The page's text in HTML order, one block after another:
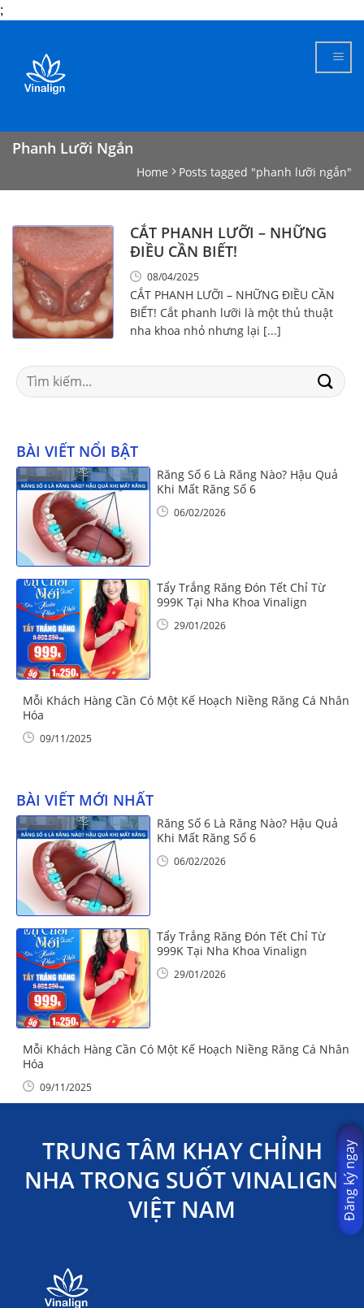
;
content
Phanh Lưỡi Ngắn
Home Posts tagged "phanh lưỡi ngắn"
CẮT PHANH LƯỠI – NHỮNG
ĐIỀU CẦN BIẾT!
08/04/2025
CẮT PHANH LƯỠI – NHỮNG ĐIỀU CẦN
BIẾT! Cắt phanh lưỡi là một thủ thuật
nha khoa nhỏ nhưng lại [...]
Search
for:
BÀI VIẾT NỔI BẬT
Răng Số 6 Là Răng Nào? Hậu Quả
Khi Mất Răng Số 6
06/02/2026
Tẩy Trắng Răng Đón Tết Chỉ Từ
999K Tại Nha Khoa Vinalign
29/01/2026
Mỗi Khách Hàng Cần Có Một Kế Hoạch Niềng Răng Cá Nhân
Hóa
09/11/2025
BÀI VIẾT MỚI NHẤT
Răng Số 6 Là Răng Nào? Hậu Quả
Khi Mất Răng Số 6
06/02/2026
Tẩy Trắng Răng Đón Tết Chỉ Từ
999K Tại Nha Khoa Vinalign
29/01/2026
Mỗi Khách Hàng Cần Có Một Kế Hoạch Niềng Răng Cá Nhân
Hóa
09/11/2025
TRUNG TÂM KHAY CHỈNH
NHA TRONG SUỐT VINALIGN
VIỆT NAM
Đăng ký ngay